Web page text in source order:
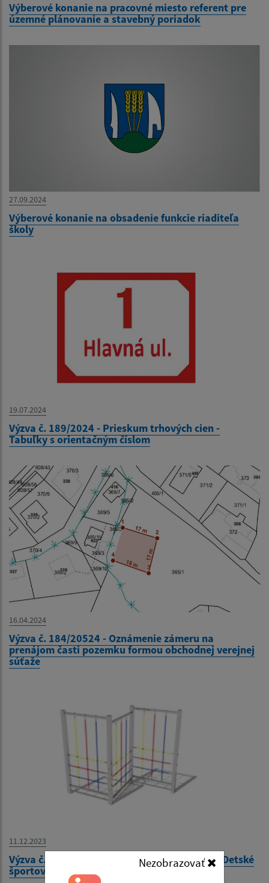
Nezobrazovať
Výberové konanie na pracovné miesto referent pre
územné plánovanie a stavebný poriadok
27.09.2024
Výberové konanie na obsadenie funkcie riaditeľa
školy
19.07.2024
Výzva č. 189/2024 - Prieskum trhových cien -
Tabuľky s orientačným číslom
16.04.2024
Výzva č. 184/20524 - Oznámenie zámeru na
prenájom časti pozemku formou obchodnej verejnej
súťaže
11.12.2023
Výzva č. 179/2023 - Prieskum trhových cien - Detské
športové ihrisko v Materskej škole Kysak 210